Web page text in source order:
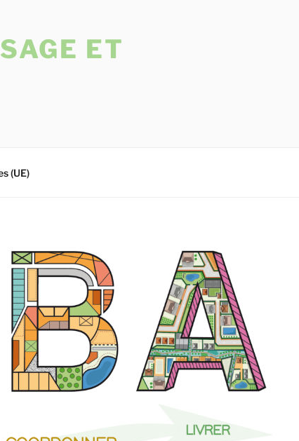
ET
(UE)